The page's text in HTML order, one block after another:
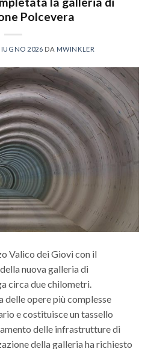
Polcevera
2026 DA MWINKLER
Valico dei Giovi con il
nuova galleria di
circa due chilometri.
delle opere più complesse
e costituisce un tassello
delle infrastrutture di
della galleria ha richiesto